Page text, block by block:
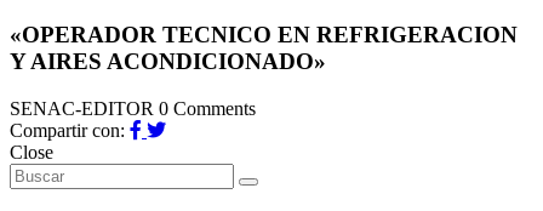
«OPERADOR TECNICO EN REFRIGERACION
Y AIRES ACONDICIONADO»
SENAC-EDITOR 0 Comments
Compartir con:
Close